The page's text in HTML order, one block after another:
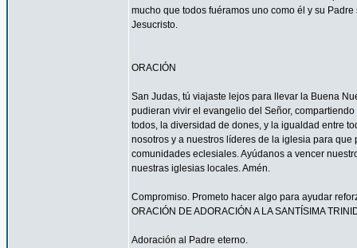
mucho que todos fuéramos uno como él y su
Jesucristo.
ORACIÓN
San Judas, tú viajaste lejos para llevar la Buena
pudieran vivir el evangelio del Señor,
todos, la diversidad de dones, y la igualdad entre
nosotros y a nuestros líderes de la iglesia para
comunidades eclesiales. Ayúdanos a vencer
nuestras iglesias locales. Amén.
Compromiso. Prometo hacer algo para ayudar
ORACIÓN DE ADORACIÓN A LA SANTÍSIMA
Adoración al Padre eterno.